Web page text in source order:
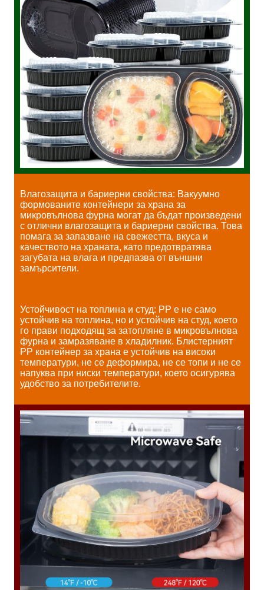
Влагозащита и бариерни свойства: Вакуумно
формованите контейнери за храна за
микровълнова фурна могат да бъдат произведени
с отлични влагозащита и бариерни свойства. Това
помага за запазване на свежестта, вкуса и
качеството на храната, като предотвратява
загубата на влага и предпазва от външни
замърсители.
Устойчивост на топлина и студ: PP е не само
устойчив на топлина, но и устойчив на студ, което
го прави подходящ за затопляне в микровълнова
фурна и замразяване в хладилник. Блистерният
PP контейнер за храна е устойчив на високи
температури, не се деформира, не се топи и не се
напуква при ниски температури, което осигурява
удобство за потребителите.